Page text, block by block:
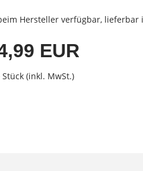
Hersteller verfügbar, lieferbar
EUR
(inkl. MwSt.)